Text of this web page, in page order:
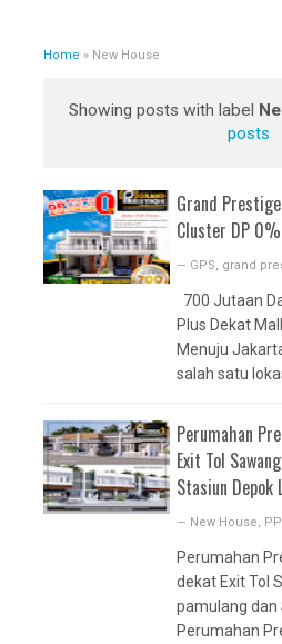
Home » New House
Showing posts with label
posts
Grand
Cluster DP
— GPS, grand
700 Jutaan
Plus Dekat
Menuju
salah satu
Perumahan
Exit Tol
Stasiun Depok
— New House,
Perumahan
dekat Exit Tol
pamulang dan
Perumahan